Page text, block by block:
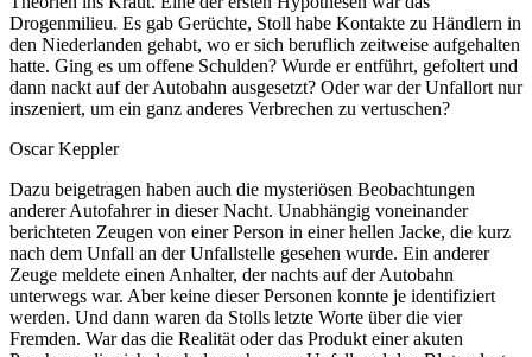
Drogenmilieu. Es gab Gerüchte, Stoll habe Kontakte zu Händlern in
den Niederlanden gehabt, wo er sich beruflich zeitweise aufgehalten
hatte. Ging es um offene Schulden? Wurde er entführt, gefoltert und
dann nackt auf der Autobahn ausgesetzt? Oder war der Unfallort nur
inszeniert, um ein ganz anderes Verbrechen zu vertuschen?
Oscar Keppler
Dazu beigetragen haben auch die mysteriösen Beobachtungen
anderer Autofahrer in dieser Nacht. Unabhängig voneinander
berichteten Zeugen von einer Person in einer hellen Jacke, die kurz
nach dem Unfall an der Unfallstelle gesehen wurde. Ein anderer
Zeuge meldete einen Anhalter, der nachts auf der Autobahn
unterwegs war. Aber keine dieser Personen konnte je identifiziert
werden. Und dann waren da Stolls letzte Worte über die vier
Fremden. War das die Realität oder das Produkt einer akuten